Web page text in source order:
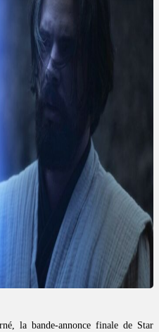
la bande-annonce finale de Star